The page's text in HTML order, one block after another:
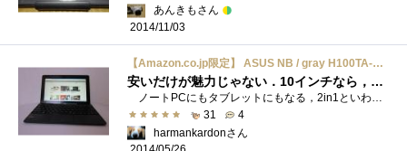
あんきもさん
2014/11/03
【Amazon.co.jp限定】 ASUS NB / gray H100TA-DK004HS
安いだけが魅力じゃない．10インチなら，タブレットもノートPCもWindows8.1だ！
31
4
harmankardonさん